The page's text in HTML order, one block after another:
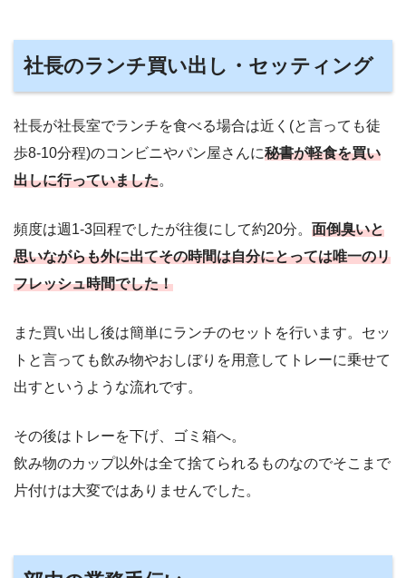
社長のランチ買い出し・セッティング
社長が社長室でランチを食べる場合は近く(と言っても徒
歩8-10分程)のコンビニやパン屋さんに秘書が軽食を買い
出しに行っていました。
頻度は週1-3回程でしたが往復にして約20分。 面倒臭いと
思いながらも外に出てその時間は自分にとっては唯一のリ
フレッシュ時間でした！
また買い出し後は簡単にランチのセットを行います。セッ
トと言っても飲み物やおしぼりを用意してトレーに乗せて
出すというような流れです。
その後はトレーを下げ、ゴミ箱へ。
飲み物のカップ以外は全て捨てられるものなのでそこまで
片付けは大変ではありませんでした。